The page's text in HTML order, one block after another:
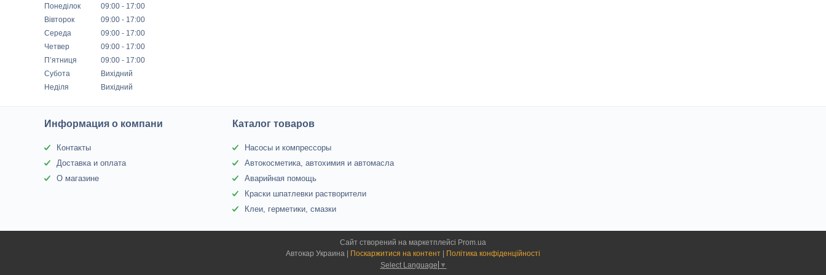
Понеділок 09:00
17:00
Вівторок
09:00
17:00
Середа
09:00
17:00
Четвер
09:00
17:00
Пʼятниця
09:00
17:00
Субота
Вихідний
Неділя
Вихідний
Информация о компани
Контакты
Доставка и оплата
О магазине
Каталог товаров
Насосы и компрессоры
Автокосметика, автохимия и автомасла
Аварийная помощь
Краски шпатлевки растворители
Клеи, герметики, смазки
Сайт створений на маркетплейсі Prom.ua
Поскаржитися на контент
Політика конфіденційності
Select Language ▼